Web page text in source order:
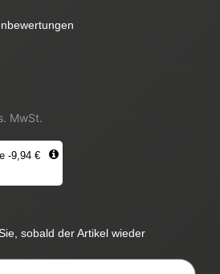
MwSt.
-9,94 €
sobald der Artikel wieder